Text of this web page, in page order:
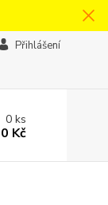
Přihlášení
0ks
0 Kč